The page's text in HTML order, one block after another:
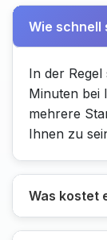
Wie schnell
In der
Minuten bei
mehrere
Ihnen zu
Was kostet